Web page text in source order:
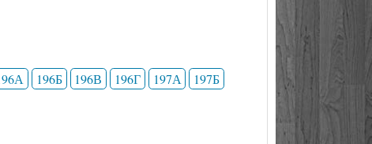
196Б 196В 196Г 197А
197Б